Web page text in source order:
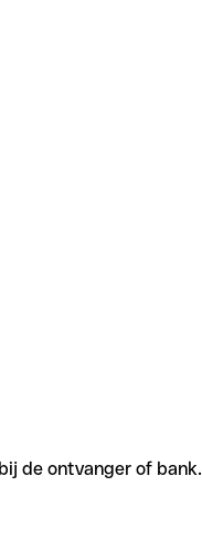
de ontvanger of bank.